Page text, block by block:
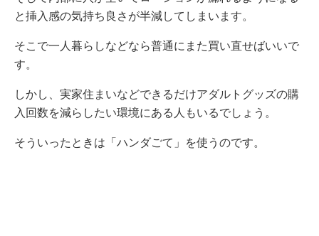
と挿入感の気持ち良さが半減してしまいます。
そこで一人暮らしなどなら普通にまた買い直せばいいで
す。
しかし、実家住まいなどできるだけアダルトグッズの購
入回数を減らしたい環境にある人もいるでしょう。
そういったときは「ハンダごて」を使うのです。